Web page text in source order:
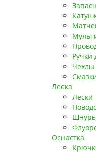
Ручки
Чехлы
Леска
Лески
Оснастка